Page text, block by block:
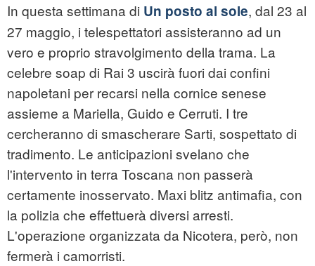
In questa settimana di Un posto al sole, dal 23 al
27 maggio, i telespettatori assisteranno ad un
vero e proprio stravolgimento della trama. La
celebre soap di Rai 3 uscirà fuori dai confini
napoletani per recarsi nella cornice senese
assieme a Mariella, Guido e Cerruti. I tre
cercheranno di smascherare Sarti, sospettato di
tradimento. Le anticipazioni svelano che
l'intervento in terra Toscana non passerà
certamente inosservato. Maxi blitz antimafia, con
la polizia che effettuerà diversi arresti.
L'operazione organizzata da Nicotera, però, non
fermerà i camorristi.